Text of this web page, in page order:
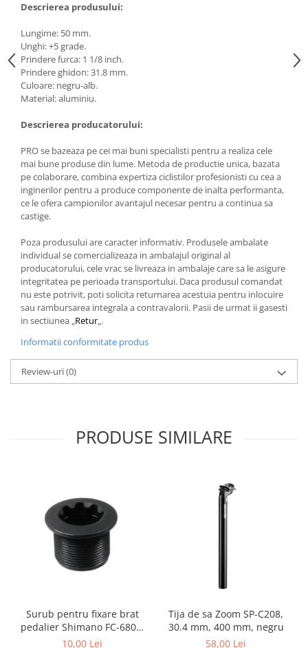
Descrierea produsului:
Lungime: 50 mm.
Unghi: +5 grade.
Prindere furca: 1 1/8 inch.
Prindere ghidon: 31.8 mm.
Culoare: negru-alb.
Material: aluminiu.
Descrierea producatorului:
PRO se bazeaza pe cei mai buni specialisti pentru a realiza cele
mai bune produse din lume. Metoda de productie unica, bazata
pe colaborare, combina expertiza ciclistilor profesionisti cu cea a
inginerilor pentru a produce componente de inalta performanta,
ce le ofera campionilor avantajul necesar pentru a continua sa
castige.
Poza produsului are caracter informativ. Produsele ambalate
individual se comercializeaza in ambalajul original al
producatorului, cele vrac se livreaza in ambalaje care sa le asigure
integritatea pe perioada transportului. Daca produsul comandat
nu este potrivit, poti solicita returnarea acestuia pentru inlocuire
sau rambursarea integrala a contravalorii. Pasii de urmat ii gasesti
in sectiunea „Retur„.
Informatii conformitate produs
Review-uri(0)
PRODUSE SIMILARE
Surub pentru fixare brat
pedalier Shimano FC-6800,
M20
10,00 Lei
Tija de sa Zoom SP-C208,
30.4 mm, 400 mm, negru
58,00 Lei